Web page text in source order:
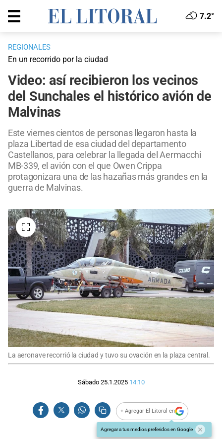
7.2°
REGIONALES
En un recorrido por la ciudad
Video: así recibieron los vecinos
del Sunchales el histórico avión de
Malvinas
Este viernes cientos de personas llegaron hasta la
plaza Libertad de esa ciudad del departamento
Castellanos, para celebrar la llegada del Aermacchi
MB-339, el avión con el que Owen Crippa
protagonizara una de las hazañas más grandes en la
guerra de Malvinas.
La aeronave recorrió la ciudad y tuvo su ovación en la plaza central.
Sábado 25.1.2025 14:10
+ Agregar El Litoral en
Agregar a tus medios preferidos en Google